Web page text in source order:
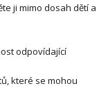
ji mimo dosah dětí a
odpovídající
které se mohou